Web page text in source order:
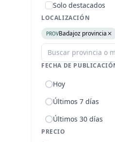
Solo destacados
LOCALIZACIÓN
PROVBadajoz provincia
FECHA DE
Hoy
Últimos 7 días
Últimos 30 días
PRECIO